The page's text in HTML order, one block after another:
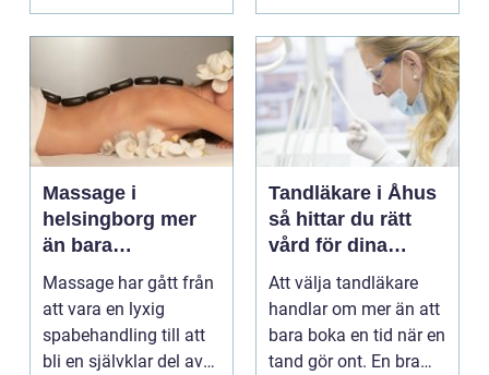
Massage i
helsingborg mer
än bara
avkoppling
Massage har gått från
att vara en lyxig
spabehandling till att
bli en självklar del av
Tandläkare i Åhus
så hittar du rätt
vård för dina
tänder
Att välja tandläkare
handlar om mer än att
bara boka en tid när en
tand gör ont. En bra